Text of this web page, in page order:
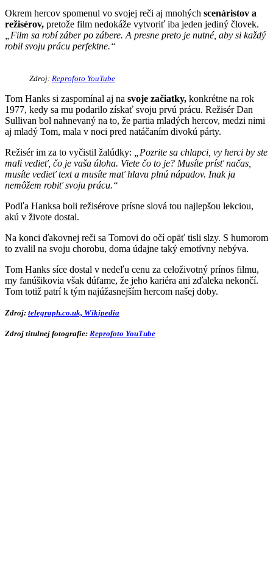
Okrem hercov spomenul vo svojej reči aj mnohých scenáristov a
režisérov, pretože film nedokáže vytvoriť iba jeden jediný človek.
Film sa robí záber po zábere. A presne preto je nutné, aby si každý
robil svoju prácu perfektne.“
Zdroj: Reprofoto YouTube
Tom Hanks si zaspomínal aj na svoje začiatky, konkrétne na rok
1977, kedy sa mu podarilo získať svoju prvú prácu. Režisér Dan
Sullivan bol nahnevaný na to, že partia mladých hercov, medzi nimi
aj mladý Tom, mala v noci pred natáčaním divokú párty.
Režisér im za to vyčistil žalúdky:
„Pozrite sa chlapci, vy herci by ste
mali vedieť, čo je vaša úloha. Viete čo to je? Musíte prísť načas,
musíte vedieť text a musíte mať hlavu plnú nápadov. Inak ja
nemôžem robiť svoju prácu.“
Podľa Hanksa boli režisérove prísne slová tou najlepšou lekciou,
akú v živote dostal.
Na konci ďakovnej reči sa Tomovi do očí opäť tisli slzy. S humorom
to zvalil na svoju chorobu, doma údajne taký emotívny nebýva.
Tom Hanks síce dostal v nedeľu cenu za celoživotný prínos filmu,
my fanúšikovia však dúfame, že jeho kariéra ani zďaleka nekončí.
Tom totiž patrí k tým najúžasnejším hercom našej doby.
Zdroj: telegraph.co.uk, Wikipedia
Zdroj titulnej fotografie: Reprofoto YouTube